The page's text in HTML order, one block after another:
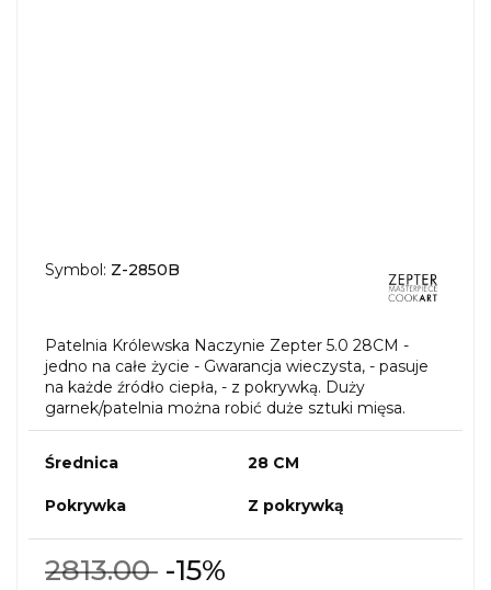
Symbol: Z-2850B
Patelnia Królewska Naczynie Zepter 5.0 28CM -
jedno na całe życie - Gwarancja wieczysta, - pasuje
na każde źródło ciepła, - z pokrywką. Duży
garnek/patelnia można robić duże sztuki mięsa.
Średnica 28 CM
Pokrywka Z pokrywką
2813.00 -15%